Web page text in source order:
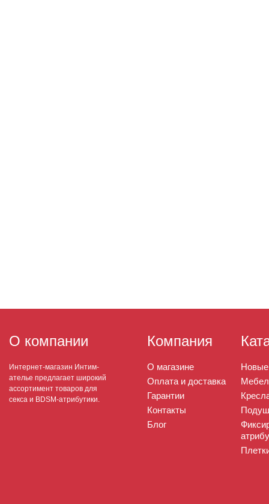
О компании
Интернет-магазин Интим-
ателье предлагает широкий
ассортимент товаров для
секса и BDSM-атрибутики.
Компания
О магазине
Оплата и доставка
Гарантии
Контакты
Блог
Новые